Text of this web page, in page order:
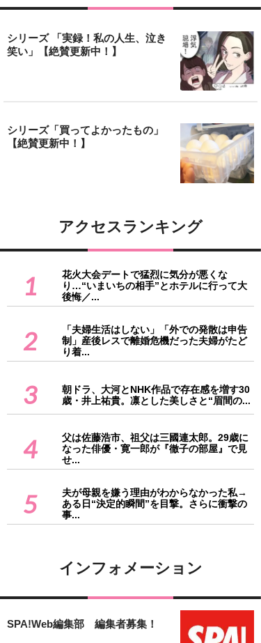
シリーズ 「実録！私の人生、泣き
笑い」【絶賛更新中！】
シリーズ「買ってよかったもの」
【絶賛更新中！】
アクセスランキング
1
花火大会デートで猛烈に気分が悪くな
り…“いまいちの相手”とホテルに行って大
後悔／...
2
「夫婦生活はしない」「外での発散は申告
制」産後レスで離婚危機だった夫婦がたど
り着...
3
朝ドラ、大河とNHK作品で存在感を増す30
歳・井上祐貴。凛とした美しさと“眉間の...
4
父は佐藤浩市、祖父は三國連太郎。29歳に
なった俳優・寛一郎が『徹子の部屋』で見
せ...
5
夫が母親を嫌う理由がわからなかった私→
ある日“決定的瞬間”を目撃。さらに衝撃の
事...
インフォメーション
SPA!Web編集部 編集者募集！